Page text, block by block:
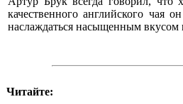
качественного английского чая
наслаждаться насыщенным вкусом
Читайте: